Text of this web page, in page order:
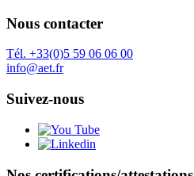
Nous contacter
Tél. +33(0)5 59 06 06 00
info@aet.fr
Suivez-nous